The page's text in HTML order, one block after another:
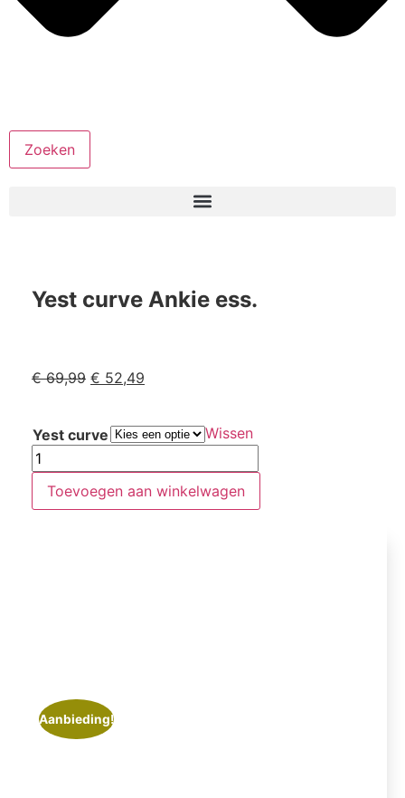
Zoeken
Yest curve Ankie ess.
€69,99 € 52,49
Yest curve Wissen
Toevoegen aan winkelwagen
Aanbieding!